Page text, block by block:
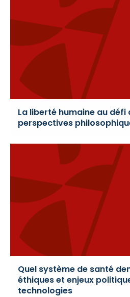
La liberté humaine au défi
perspectives
Quel système de santé
éthiques et enjeux
technologies